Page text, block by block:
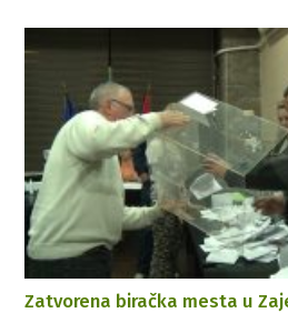
Zatvorena biračka mesta u